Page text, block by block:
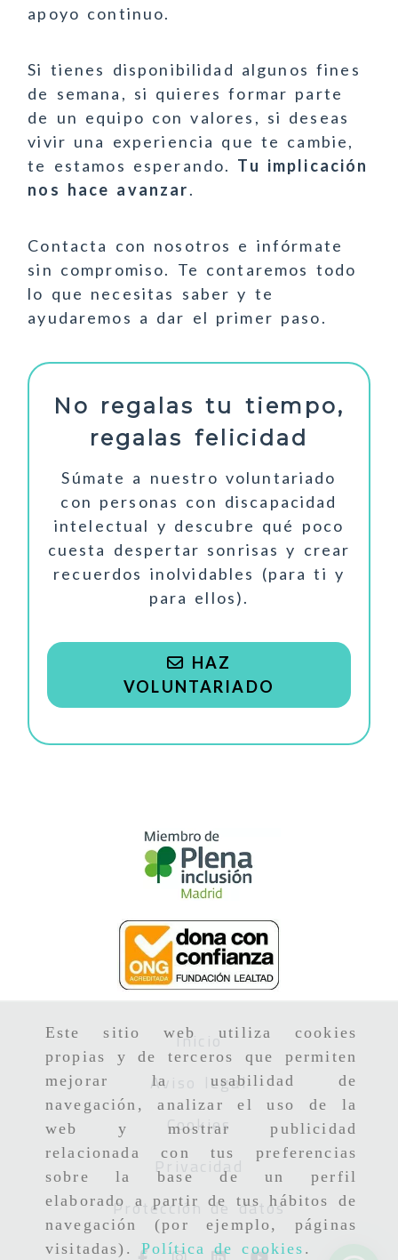
Este sitio web utiliza cookies
propias y de terceros que permiten
mejorar la usabilidad de
navegación, analizar el uso de la
web y mostrar publicidad
relacionada con tus preferencias
sobre la base de un perfil
elaborado a partir de tus hábitos de
navegación (por ejemplo, páginas
visitadas). Política de cookies .
apoyo continuo.
Si tienes disponibilidad algunos fines
de semana, si quieres formar parte
de un equipo con valores, si deseas
vivir una experiencia que te cambie,
te estamos esperando. Tu implicación
nos hace avanzar.
Contacta con nosotros e infórmate
sin compromiso. Te contaremos todo
lo que necesitas saber y te
ayudaremos a dar el primer paso.
No regalas tu tiempo,
regalas felicidad
Súmate a nuestro voluntariado
con personas con discapacidad
intelectual y descubre qué poco
cuesta despertar sonrisas y crear
recuerdos inolvidables (para ti y
para ellos).
HAZ
VOLUNTARIADO
Inicio
Aviso legal
Cookies
Privacidad
Protección de datos